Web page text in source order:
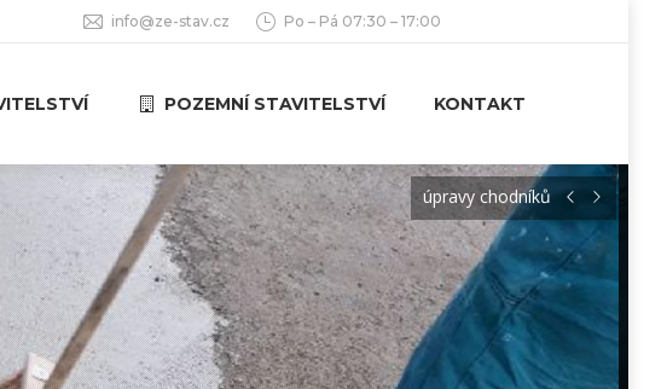
info@ze-stav.cz Po – Pá 07:30 – 17:00
POZEMNÍ STAVITELSTVÍ KONTAKT
úpravy chodníků